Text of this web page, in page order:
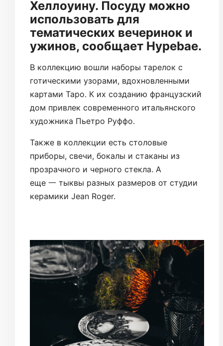
Хеллоуину. Посуду можно
использовать для
тематических вечеринок и
ужинов, сообщает Hypebae.
В коллекцию вошли наборы тарелок с
готическими узорами, вдохновленными
картами Таро. К их созданию французский
дом привлек современного итальянского
художника Пьетро Руффо.
Также в коллекции есть столовые
приборы, свечи, бокалы и стаканы из
прозрачного и черного стекла. А
еще 一 тыквы разных размеров от студии
керамики Jean Roger.